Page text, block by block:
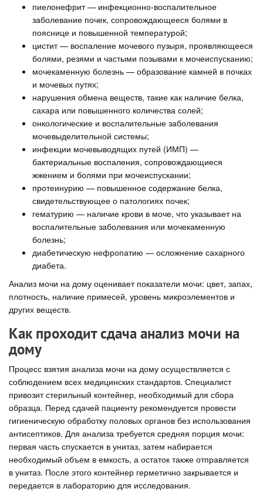
пиелонефрит — инфекционно-воспалительное
заболевание почек, сопровождающееся болями в
пояснице и повышенной температурой;
цистит — воспаление мочевого пузыря, проявляющееся
болями, резями и частыми позывами к мочеиспусканию;
мочекаменную болезнь — образование камней в почках
и мочевых путях;
нарушения обмена веществ, такие как наличие белка,
сахара или повышенного количества солей;
онкологические и воспалительные заболевания
мочевыделительной системы;
инфекции мочевыводящих путей (ИМП) —
бактериальные воспаления, сопровождающиеся
жжением и болями при мочеиспускании;
протеинурию — повышенное содержание белка,
свидетельствующее о патологиях почек;
гематурию — наличие крови в моче, что указывает на
воспалительные заболевания или мочекаменную
болезнь;
диабетическую нефропатию — осложнение сахарного
диабета.
Анализ мочи на дому оценивает показатели мочи: цвет, запах,
плотность, наличие примесей, уровень микроэлементов и
других веществ.
Как проходит сдача анализ мочи на
дому
Процесс взятия анализа мочи на дому осуществляется с
соблюдением всех медицинских стандартов. Специалист
привозит стерильный контейнер, необходимый для сбора
образца. Перед сдачей пациенту рекомендуется провести
гигиеническую обработку половых органов без использования
антисептиков. Для анализа требуется средняя порция мочи:
первая часть спускается в унитаз, затем набирается
необходимый объем в емкость, а остаток также отправляется
в унитаз. После этого контейнер герметично закрывается и
передается в лабораторию для исследования.